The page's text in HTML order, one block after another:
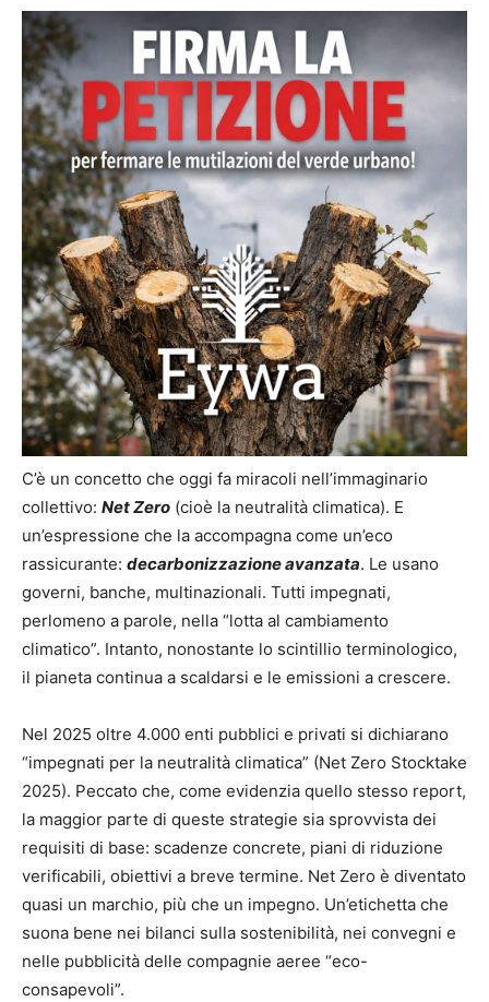
C’è un concetto che oggi fa miracoli nell’immaginario
collettivo: Net Zero (cioè la neutralità climatica). E
un’espressione che la accompagna come un’eco
rassicurante: decarbonizzazione avanzata. Le usano
governi, banche, multinazionali. Tutti impegnati,
perlomeno a parole, nella “lotta al cambiamento
climatico”. Intanto, nonostante lo scintillio terminologico,
il pianeta continua a scaldarsi e le emissioni a crescere.
Nel 2025 oltre 4.000 enti pubblici e privati si dichiarano
“impegnati per la neutralità climatica” (Net Zero Stocktake
2025). Peccato che, come evidenzia quello stesso report,
la maggior parte di queste strategie sia sprovvista dei
requisiti di base: scadenze concrete, piani di riduzione
verificabili, obiettivi a breve termine. Net Zero è diventato
quasi un marchio, più che un impegno. Un’etichetta che
suona bene nei bilanci sulla sostenibilità, nei convegni e
nelle pubblicità delle compagnie aeree “eco-
consapevoli”.